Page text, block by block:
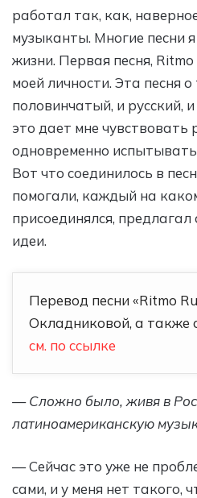
работал так, как,
музыканты. Многие песни
жизни. Первая песня,
моей личности. Эта песня
половинчатый, и русский,
это дает мне чувствовать
одновременно
Вот что соединилось в
помогали, каждый на
присоединялся,
идеи.
Перевод песни «Ritmo
Окладниковой, а также
см. по ссылке
— Сложно было, живя в
латиноамериканскую
— Сейчас это уже не
сами, и у меня нет такого,